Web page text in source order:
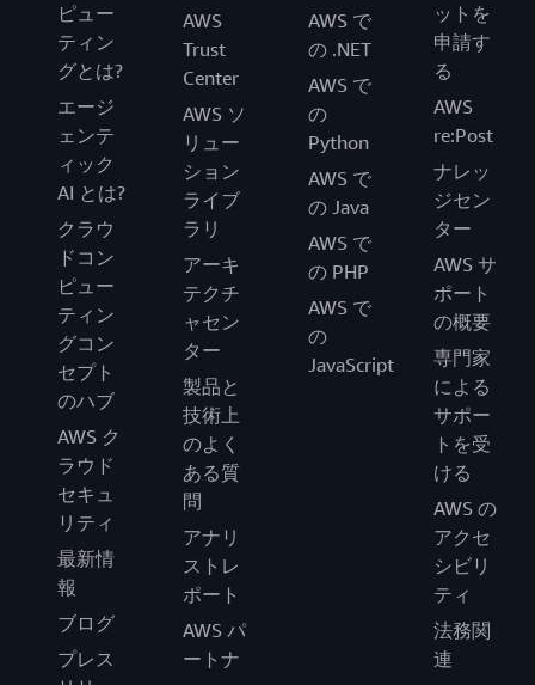
ピュー
ティン
グとは?
エージ
ェンテ
ィック
AI とは?
クラウ
ドコン
ピュー
ティン
グコン
セプト
のハブ
AWS ク
ラウド
セキュ
リティ
最新情
報
ブログ
プレス
AWS
Trust
Center
AWS ソ
リュー
ション
ライブ
ラリ
アーキ
テクチ
ャセン
ター
製品と
技術上
のよく
ある質
問
アナリ
ストレ
ポート
AWS パ
ートナ
AWS で
の .NET
AWS で
の
Python
AWS で
の Java
AWS で
の PHP
AWS で
の
JavaScript
ットを
申請す
る
AWS
re:Post
ナレッ
ジセン
ター
AWS サ
ポート
の概要
専門家
による
サポー
トを受
ける
AWS の
アクセ
シビリ
ティ
法務関
連